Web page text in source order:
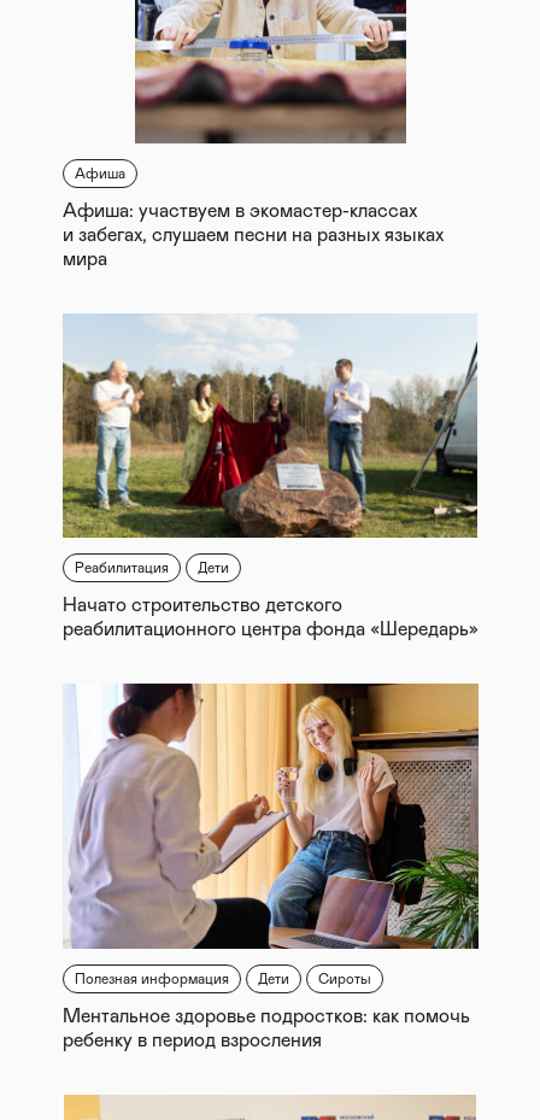
Афиша
Афиша: участвуем в экомастер-классах
и забегах, слушаем песни на разных языках
мира
Реабилитация Дети
Начато строительство детского
реабилитационного центра фонда «Шередарь»
Полезная информация Дети Сироты
Ментальное здоровье подростков: как помочь
ребенку в период взросления